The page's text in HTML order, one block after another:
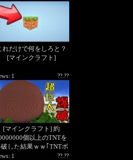
れだけで何をしろと？
[マインクラフト]
[マインクラフト] 約
個以上のTNTを
した結果ｗｗ｢TNTボ
??.??
1
??.??
1